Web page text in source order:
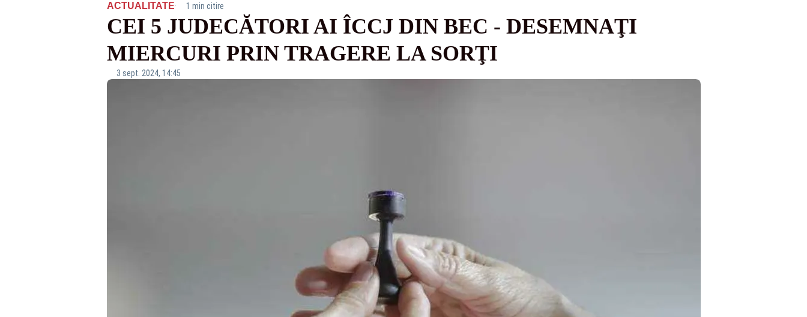
ACTUALITATE· 1 min citire
CEI 5 JUDECĂTORI AI ÎCCJ DIN BEC - DESEMNAŢI
MIERCURI PRIN TRAGERE LA SORŢI
3 sept. 2024, 14:45